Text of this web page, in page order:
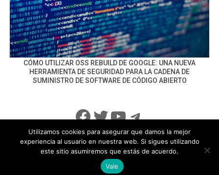
CÓMO UTILIZAR OSS REBUILD DE GOOGLE: UNA NUEVA
HERRAMIENTA DE SEGURIDAD PARA LA CADENA DE
SUMINISTRO DE SOFTWARE DE CÓDIGO ABIERTO
Facebook
Twitter
YouTube
Telegram
info@noticiasseguridad.com Política de Privacidad
Utilizamos cookies para asegurar que damos la mejor
experiencia al usuario en nuestra web. Si sigues utilizando
este sitio asumiremos que estás de acuerdo.
Vale